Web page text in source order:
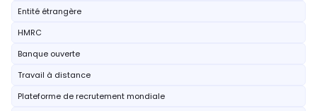
Entité étrangère
HMRC
Banque ouverte
Travail à distance
Plateforme de recrutement mondiale